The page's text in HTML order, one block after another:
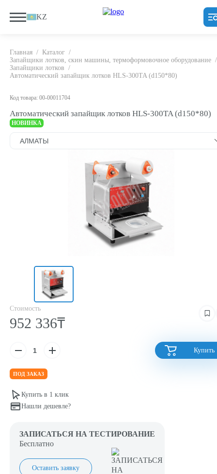
KZ
Главная / Каталог /
Запайщики лотков, скин машины, термоформовочное оборудование /
Запайщики лотков /
Автоматический запайщик лотков HLS-300TA (d150*80)
Код товара: 00-00011704
Автоматический запайщик лотков HLS-300TA (d150*80)
НОВИНКА
Стоимость
952 336₸
Купить
ПОД ЗАКАЗ
Купить в 1 клик
Нашли дешевле?
ЗАПИСАТЬСЯ НА ТЕСТИРОВАНИЕ
Бесплатно
Оставить заявку